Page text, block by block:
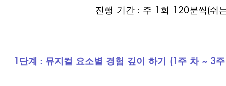
진행 기간 : 주 1회 120분씩(쉬
1단계 : 뮤지컬 요소별 경험 깊이 하기 (1주 차 ~ 3